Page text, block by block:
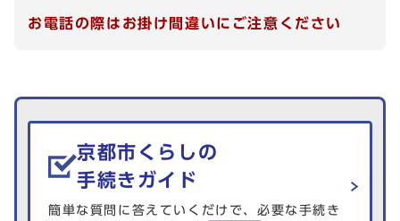
お電話の際はお掛け間違いにご注意ください
生活情報を探す
京都市くらしの
手続きガイド
簡単な質問に答えていくだけで、必要な手続き